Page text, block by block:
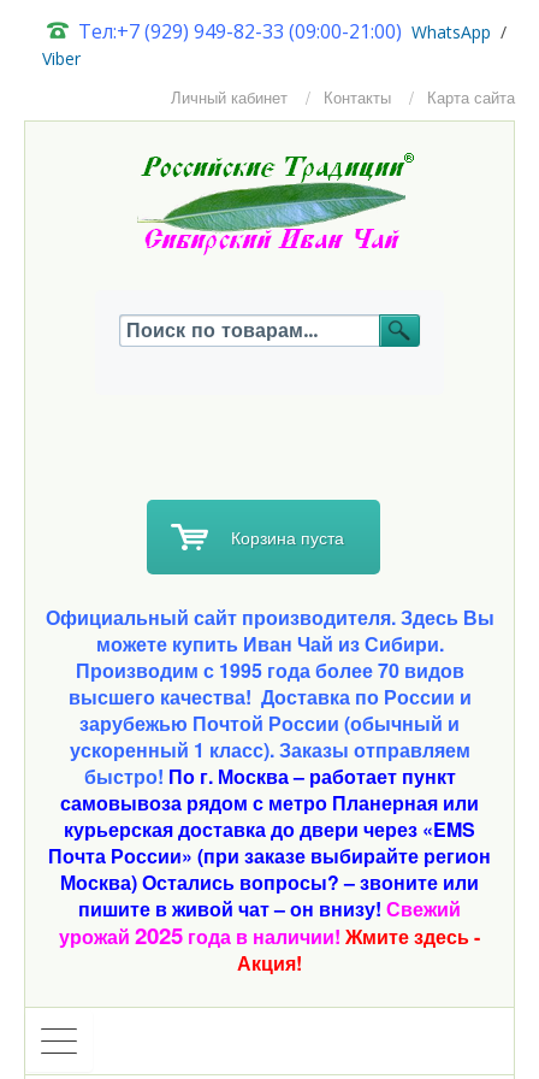
Тел:+7 (929) 949-82-33 (09:00-21:00) WhatsApp /
Viber
Личный кабинет
Контакты Карта сайта
Корзина пуста
Официальный сайт производителя. Здесь Вы
можете купить Иван Чай из Сибири.
Производим с 1995 года более 70 видов
высшего качества! Доставка по России и
зарубежью Почтой России (обычный и
ускоренный 1 класс). Заказы отправляем
быстро! По г. Москва – работает пункт
самовывоза рядом с метро Планерная или
курьерская доставка до двери через «EMS
Почта России» (при заказе выбирайте регион
Москва) Остались вопросы? – звоните или
пишите в живой чат – он внизу! Свежий
урожай 2025 года в наличии! Жмите здесь -
Акция!